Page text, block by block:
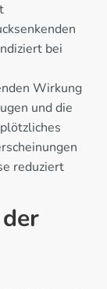
bei
Wirkung
und die
reduziert